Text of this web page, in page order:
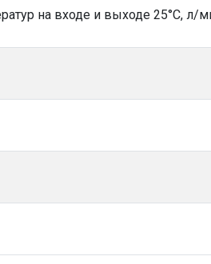
на входе и выходе 25°С, л/